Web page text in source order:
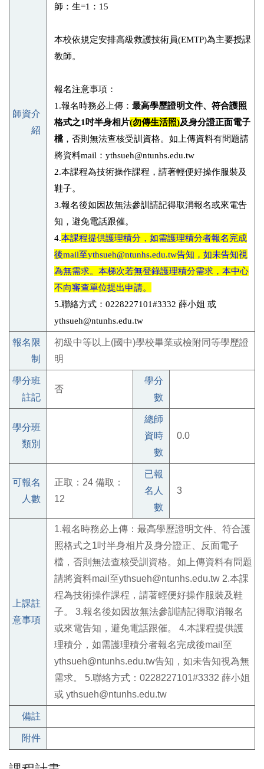
師資介
紹
師：生=1：15
本校依規定安排高級救護技術員(EMTP)為主要授課
教師。
報名注意事項：
1.報名時務必上傳： 最高學歷證明文件、符合護照
格式之1吋半身相片(勿傳生活照)及身分證正面電子
檔 ，否則無法查核受訓資格。如上傳資料有問題請
將資料mail：ythsueh@ntunhs.edu.tw
2.本課程為技術操作課程，請著輕便好操作服裝及
鞋子。
3.報名後如因故無法參訓請記得取消報名或來電告
知，避免電話跟催。
4.本課程提供護理積分，如需護理積分者報名完成
後mail至ythsueh@ntunhs.edu.tw告知，如未告知視
為無需求。本梯次若無登錄護理積分需求，本中心
不向審查單位提出申請。
5.聯絡方式：0228227101#3332 薛小姐 或
ythsueh@ntunhs.edu.tw
報名限
制
初級中等以上(國中)學校畢業或檢附同等學歷證
明
學分班
註記
否
學分
數
學分班
類別
總師
資時
數
0.0
可報名
人數
正取：24 備取：
12
已報
名人
數
3
上課註
意事項
1.報名時務必上傳：最高學歷證明文件、符合護
照格式之1吋半身相片及身分證正、反面電子
檔，否則無法查核受訓資格。如上傳資料有問題
請將資料mail至ythsueh@ntunhs.edu.tw 2.本課
程為技術操作課程，請著輕便好操作服裝及鞋
子。 3.報名後如因故無法參訓請記得取消報名
或來電告知，避免電話跟催。 4.本課程提供護
理積分，如需護理積分者報名完成後mail至
ythsueh@ntunhs.edu.tw告知，如未告知視為無
需求。 5.聯絡方式：0228227101#3332 薛小姐
或 ythsueh@ntunhs.edu.tw
備註
附件